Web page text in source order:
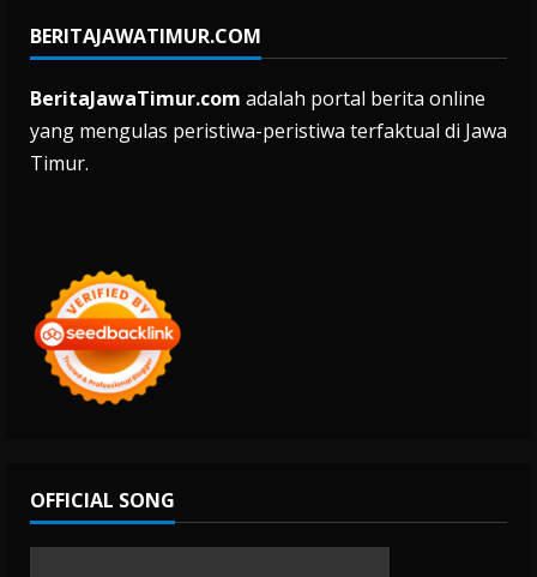
BERITAJAWATIMUR.COM
BeritaJawaTimur.com adalah portal berita online
yang mengulas peristiwa-peristiwa terfaktual di Jawa
Timur.
OFFICIAL SONG